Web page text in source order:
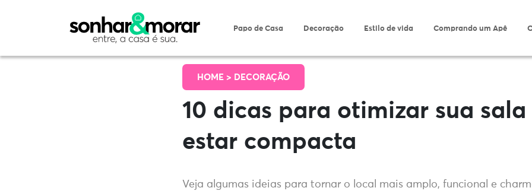
Papo de Casa Decoração Estilo de vida Comprando um Apê
HOME > DECORAÇÃO
10 dicas para otimizar sua sala
estar compacta
Veja algumas ideias para tornar o local mais amplo, funcional e